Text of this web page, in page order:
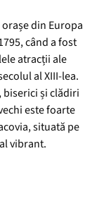
din Europa
când a fost
atracții ale
al XIII-lea.
și clădiri
este foarte
situată pe
vibrant.